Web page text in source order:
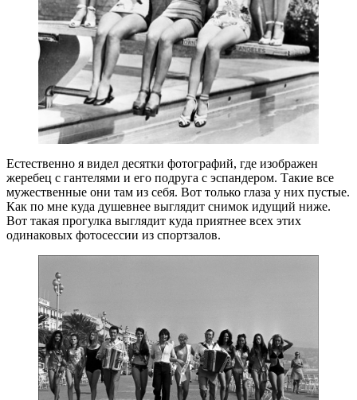
Естественно я видел десятки фотографий, где изображен
жеребец с гантелями и его подруга с эспандером. Такие все
мужественные они там из себя. Вот только глаза у них пустые.
Как по мне куда душевнее выглядит снимок идущий ниже.
Вот такая прогулка выглядит куда приятнее всех этих
одинаковых фотосессии из спортзалов.